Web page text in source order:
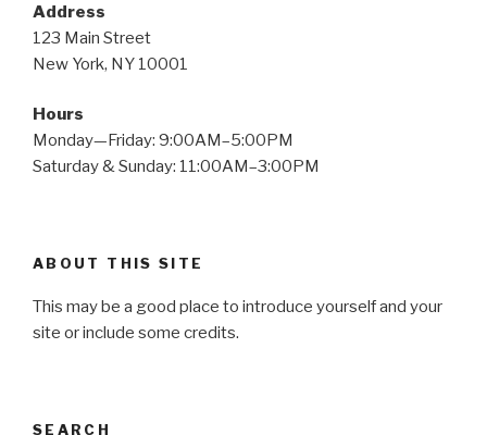
Address
123 Main Street
New York, NY 10001
Hours
Monday—Friday: 9:00AM–5:00PM
Saturday & Sunday: 11:00AM–3:00PM
ABOUT THIS SITE
This may be a good place to introduce yourself and your
site or include some credits.
SEARCH